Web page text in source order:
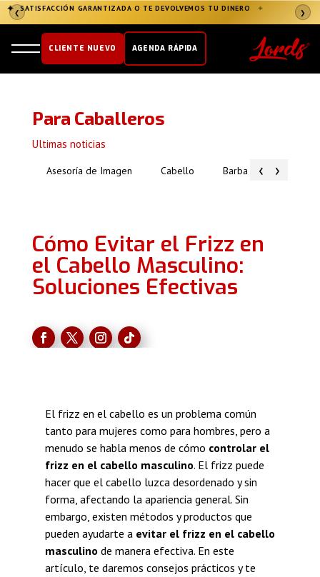
❮ ❯
✦ SATISFACCIÓN GARANTIZADA O TE DEVOLVEMOS TU DINERO ✦
CLIENTE NUEVO AGENDA RÁPIDA
Para Caballeros
Ultimas noticias
‹
Asesoría de Imagen Cabello Barba Piel
›
Cómo Evitar el Frizz en
el Cabello Masculino:
Soluciones Efectivas
El frizz en el cabello es un problema común
tanto para mujeres como para hombres, pero a
menudo se habla menos de cómo controlar el
frizz en el cabello masculino. El frizz puede
hacer que el cabello luzca desordenado y sin
forma, afectando la apariencia general. Sin
embargo, existen métodos y productos que
pueden ayudarte a evitar el frizz en el cabello
masculino de manera efectiva. En este
artículo, te daremos consejos prácticos y te